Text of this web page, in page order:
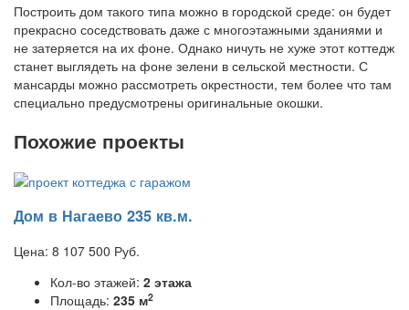
Построить дом такого типа можно в городской среде: он будет
прекрасно соседствовать даже с многоэтажными зданиями и
не затеряется на их фоне. Однако ничуть не хуже этот коттедж
станет выглядеть на фоне зелени в сельской местности. С
мансарды можно рассмотреть окрестности, тем более что там
специально предусмотрены оригинальные окошки.
Похожие проекты
Дом в Нагаево 235 кв.м.
Цена: 8 107 500 Руб.
Кол-во этажей: 2 этажа
Площадь: 235 м2